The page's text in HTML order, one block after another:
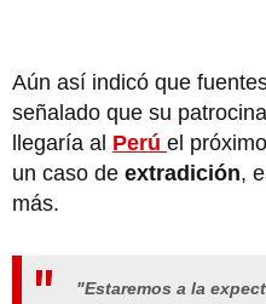
Aún así indicó que
señalado que su
llegaría al Perú el
un caso de extradición,
más.
"Estaremos a la